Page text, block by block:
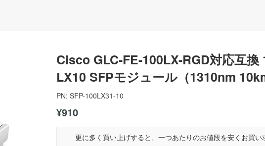
Cisco GLC-FE-100LX-RGD対応互換
LX10 SFPモジュール（1310nm
PN: SFP-100LX31-10
¥910
更に多く買い上げすると、一つあたりのお値段を安くお買い